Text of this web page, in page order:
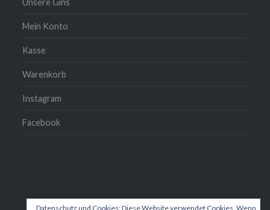
Datenschutz und Cookies: Diese Website verwendet Cookies. Wenn
Mein Konto
Kasse
Warenkorb
Instagram
Facebook